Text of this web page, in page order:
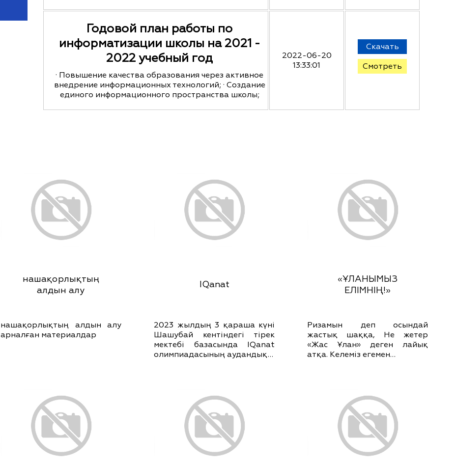
Годовой план работы по
информатизации школы на 2021 -
2022 учебный год
· Повышение качества образования через активное
внедрение информационных технологий; · Создание
единого информационного пространства школы;
2022-06-20
13:33:01
Скачать
Смотреть
нашақорлықтың
алдын алу
нашақорлықтың алдын алу
арналған материалдар
IQanat
2023 жылдың 3 қараша күні
Шашубай кентіндегі тірек
мектебі базасында IQanat
олимпиадасының аудандық…
«ҰЛАНЫМЫЗ
ЕЛІМНІҢ!»
Ризамын деп осындай
жастық шаққа, Не жетер
«Жас Ұлан» деген лайық
атқа. Келеміз егемен…